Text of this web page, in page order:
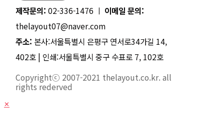
제작문의: 02-336-1476 ㅣ 이메일 문의:
thelayout07@naver.com
주소: 본사:서울특별시 은평구 연서로34가길 14,
402호 | 인쇄:서울특별시 중구 수표로 7, 102호
Copyrightⓒ 2007-2021 thelayout.co.kr. all
rights rederved
✕